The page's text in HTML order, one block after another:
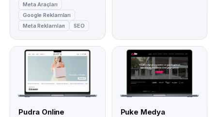
Meta Araçları
Google Reklamları
Meta Reklamları
SEO
Pudra Online Puke Medya